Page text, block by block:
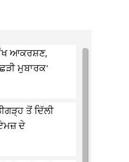
ਆਕਰਸ਼ਣ,
ਮੁਬਾਰਕ’
ਤੋਂ ਦਿੱਲੀ
ਦੇ